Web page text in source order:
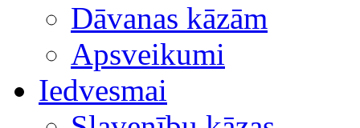
Dāvanas kāzām
Apsveikumi
Iedvesmai